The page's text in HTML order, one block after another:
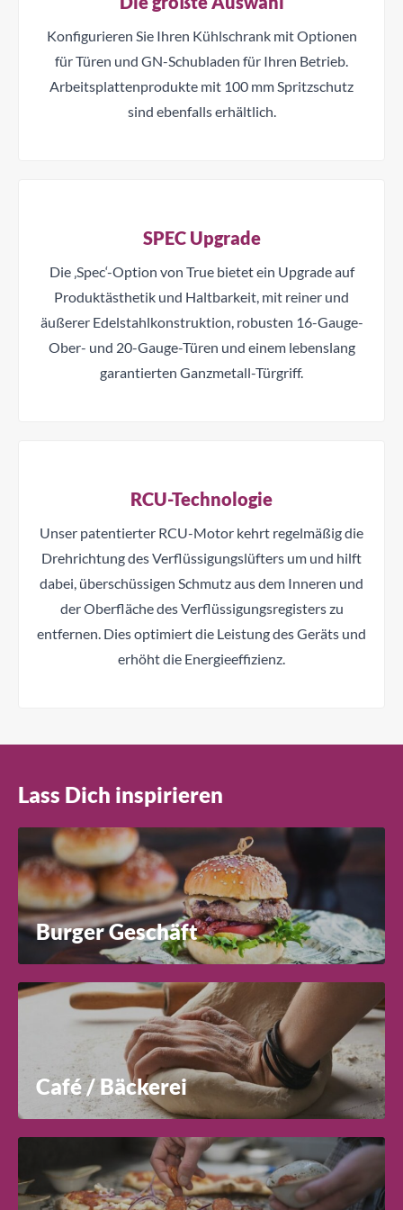
Konfigurieren Sie Ihren Kühlschrank mit Optionen
für Türen und GN-Schubladen für Ihren Betrieb.
Arbeitsplattenprodukte mit 100 mm Spritzschutz
sind ebenfalls erhältlich.
SPEC Upgrade
Die ‚Spec‘-Option von True bietet ein Upgrade auf
Produktästhetik und Haltbarkeit, mit reiner und
äußerer Edelstahlkonstruktion, robusten 16-Gauge-
Ober- und 20-Gauge-Türen und einem lebenslang
garantierten Ganzmetall-Türgriff.
RCU-Technologie
Unser patentierter RCU-Motor kehrt regelmäßig die
Drehrichtung des Verflüssigungslüfters um und hilft
dabei, überschüssigen Schmutz aus dem Inneren und
der Oberfläche des Verflüssigungsregisters zu
entfernen. Dies optimiert die Leistung des Geräts und
erhöht die Energieeffizienz.
Lass Dich inspirieren
Burger Geschäft
Café / Bäckerei